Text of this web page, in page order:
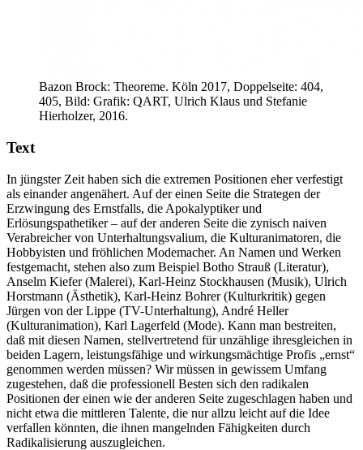
Bazon Brock: Theoreme. Köln 2017, Doppelseite: 404,
405, Bild: Grafik: QART, Ulrich Klaus und Stefanie
Hierholzer, 2016.
Text
In jüngster Zeit haben sich die extremen Positionen eher verfestigt
als einander angenähert. Auf der einen Seite die Strategen der
Erzwingung des Ernstfalls, die Apokalyptiker und
Erlösungspathetiker – auf der anderen Seite die zynisch naiven
Verabreicher von Unterhaltungsvalium, die Kulturanimatoren, die
Hobbyisten und fröhlichen Modemacher. An Namen und Werken
festgemacht, stehen also zum Beispiel Botho Strauß (Literatur),
Anselm Kiefer (Malerei), Karl-Heinz Stockhausen (Musik), Ulrich
Horstmann (Ästhetik), Karl-Heinz Bohrer (Kulturkritik) gegen
Jürgen von der Lippe (TV-Unterhaltung), André Heller
(Kulturanimation), Karl Lagerfeld (Mode). Kann man bestreiten,
daß mit diesen Namen, stellvertretend für unzählige ihresgleichen in
beiden Lagern, leistungsfähige und wirkungsmächtige Profis „ernst“
genommen werden müssen? Wir müssen in gewissem Umfang
zugestehen, daß die professionell Besten sich den radikalen
Positionen der einen wie der anderen Seite zugeschlagen haben und
nicht etwa die mittleren Talente, die nur allzu leicht auf die Idee
verfallen könnten, die ihnen mangelnden Fähigkeiten durch
Radikalisierung auszugleichen.